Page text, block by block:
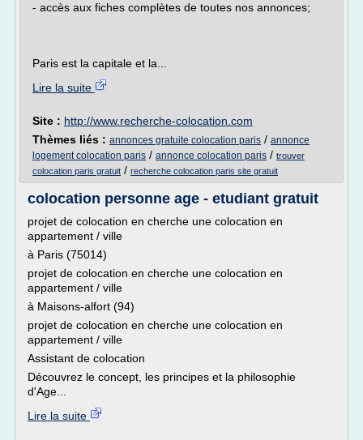
- accès aux fiches complètes de toutes nos annonces;
Paris est la capitale et la...
Lire la suite
Site : http://www.recherche-colocation.com
Thèmes liés : annonces gratuite colocation paris / annonce
logement colocation paris / annonce colocation paris / trouver
colocation paris gratuit / recherche colocation paris site gratuit
colocation personne age - etudiant gratuit
projet de colocation en cherche une colocation en
appartement / ville
à Paris (75014)
projet de colocation en cherche une colocation en
appartement / ville
à Maisons-alfort (94)
projet de colocation en cherche une colocation en
appartement / ville
Assistant de colocation
Découvrez le concept, les principes et la philosophie
d'Age...
Lire la suite